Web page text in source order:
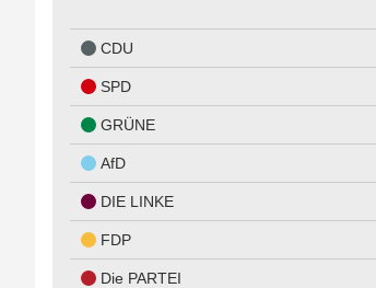
CDU
SPD
GRÜNE
AfD
DIE LINKE
FDP
Die PARTEI